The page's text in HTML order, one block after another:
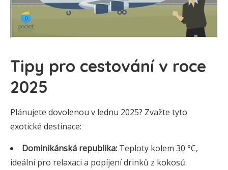
Tipy pro cestování v roce
2025
Plánujete dovolenou v lednu 2025? Zvažte tyto
exotické destinace:
Dominikánská republika: Teploty kolem 30 °C,
ideální pro relaxaci a popíjení drinků z kokosů.